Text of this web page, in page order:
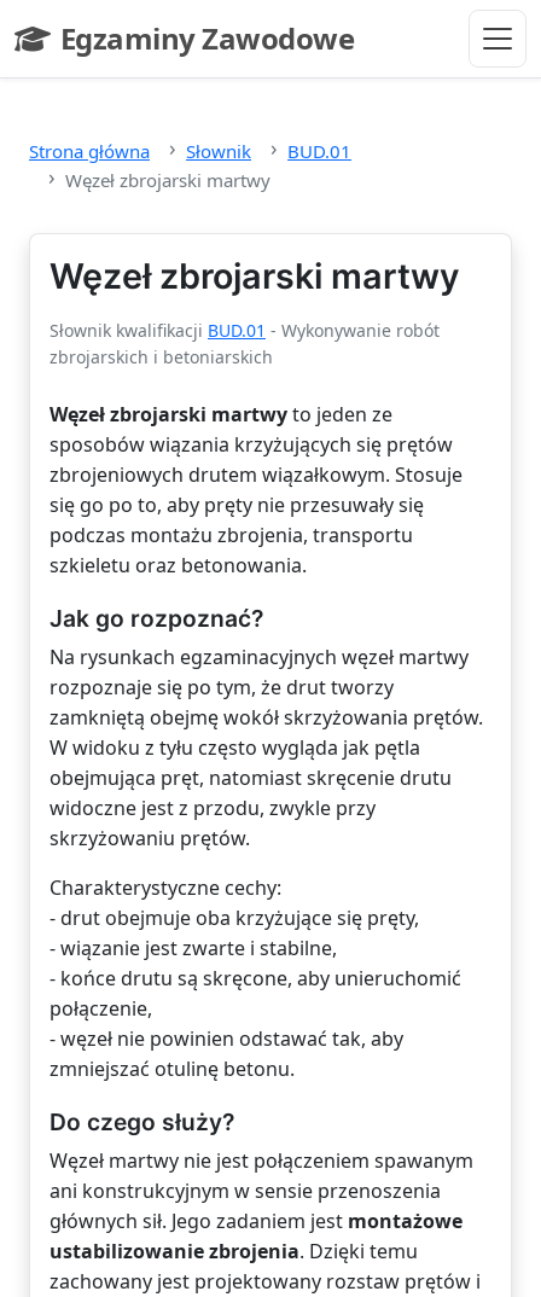
Egzaminy Zawodowe
- strona główna
Strona główna Słownik
BUD.01
Węzeł zbrojarski martwy
Węzeł zbrojarski martwy
Słownik kwalifikacji BUD.01 - Wykonywanie robót
zbrojarskich i betoniarskich
Węzeł zbrojarski martwyto jeden ze
sposobów wiązania krzyżujących się prętów
zbrojeniowych drutem wiązałkowym. Stosuje
się go po to, aby pręty nie przesuwały się
podczas montażu zbrojenia, transportu
szkieletu oraz betonowania.
Jak go rozpoznać?
Na rysunkach egzaminacyjnych węzeł martwy
rozpoznaje się po tym, że drut tworzy
zamkniętą obejmę wokół skrzyżowania prętów.
W widoku z tyłu często wygląda jak pętla
obejmująca pręt, natomiast skręcenie drutu
widoczne jest z przodu, zwykle przy
skrzyżowaniu prętów.
Charakterystyczne cechy:
- drut obejmuje oba krzyżujące się pręty,
- wiązanie jest zwarte i stabilne,
- końce drutu są skręcone, aby unieruchomić
połączenie,
- węzeł nie powinien odstawać tak, aby
zmniejszać otulinę betonu.
Do czego służy?
Węzeł martwy nie jest połączeniem spawanym
ani konstrukcyjnym w sensie przenoszenia
głównych sił. Jego zadaniem jest montażowe
ustabilizowanie zbrojenia. Dzięki temu
zachowany jest projektowany rozstaw prętów i